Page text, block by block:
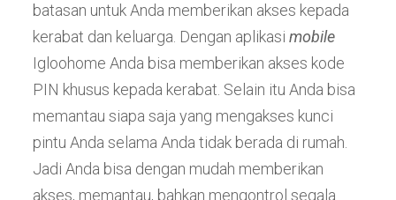
batasan untuk Anda memberikan akses kepada
kerabat dan keluarga. Dengan aplikasi mobile
Igloohome Anda bisa memberikan akses kode
PIN khusus kepada kerabat. Selain itu Anda bisa
memantau siapa saja yang mengakses kunci
pintu Anda selama Anda tidak berada di rumah.
Jadi Anda bisa dengan mudah memberikan
akses, memantau, bahkan mengontrol segala